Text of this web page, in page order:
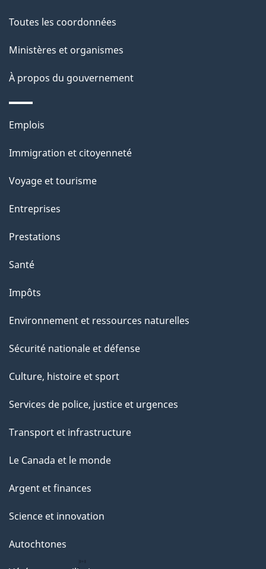
p
a
g
e
Toutes les coordonnées
Ministères et organismes
À propos du gouvernement
Thèmes
sujets
Emplois
Immigration et citoyenneté
Voyage et tourisme
Entreprises
Prestations
Santé
Impôts
Environnement et ressources naturelles
Sécurité nationale et défense
Culture, histoire et sport
Services de police, justice et urgences
Transport et infrastructure
Le Canada et le monde
Argent et finances
Science et innovation
Autochtones